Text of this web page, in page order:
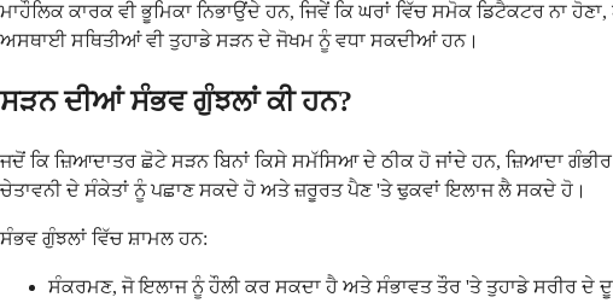
ਮਾਹੌਲਿਕ ਕਾਰਕ ਵੀ ਭੂਮਿਕਾ ਨਿਭਾਉਂਦੇ ਹਨ, ਜਿਵੇਂ ਕਿ ਘਰਾਂ ਵਿੱਚ ਸਮੋਕ ਡਿਟੈਕਟਰ ਨਾ
ਅਸਥਾਈ ਸਥਿਤੀਆਂ ਵੀ ਤੁਹਾਡੇ ਸੜਨ ਦੇ ਜੋਖਮ ਨੂੰ ਵਧਾ ਸਕਦੀਆਂ ਹਨ।
ਸੜਨ ਦੀਆਂ ਸੰਭਵ ਗੁੰਝਲਾਂ ਕੀ ਹਨ?
ਜਦੋਂ ਕਿ ਜ਼ਿਆਦਾਤਰ ਛੋਟੇ ਸੜਨ ਬਿਨਾਂ ਕਿਸੇ ਸਮੱਸਿਆ ਦੇ ਠੀਕ ਹੋ ਜਾਂਦੇ ਹਨ, ਜ਼ਿਆਦਾ
ਚੇਤਾਵਨੀ ਦੇ ਸੰਕੇਤਾਂ ਨੂੰ ਪਛਾਣ ਸਕਦੇ ਹੋ ਅਤੇ ਜ਼ਰੂਰਤ ਪੈਣ 'ਤੇ ਢੁਕਵਾਂ ਇਲਾਜ ਲੈ ਸਕਦੇ ਹੋ।
ਸੰਭਵ ਗੁੰਝਲਾਂ ਵਿੱਚ ਸ਼ਾਮਲ ਹਨ:
ਸੰਕਰਮਣ, ਜੋ ਇਲਾਜ ਨੂੰ ਹੌਲੀ ਕਰ ਸਕਦਾ ਹੈ ਅਤੇ ਸੰਭਾਵਤ ਤੌਰ 'ਤੇ ਤੁਹਾਡੇ ਸਰੀਰ ਦੇ